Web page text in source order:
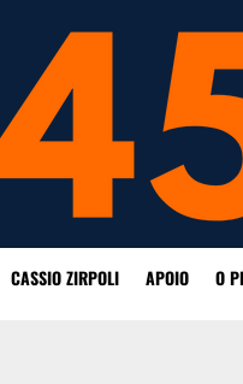
CASSIO ZIRPOLI APOIO O